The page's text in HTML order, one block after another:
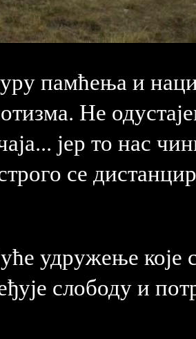
памћења и
Не
јер то нас
се
удружење које
слободу и